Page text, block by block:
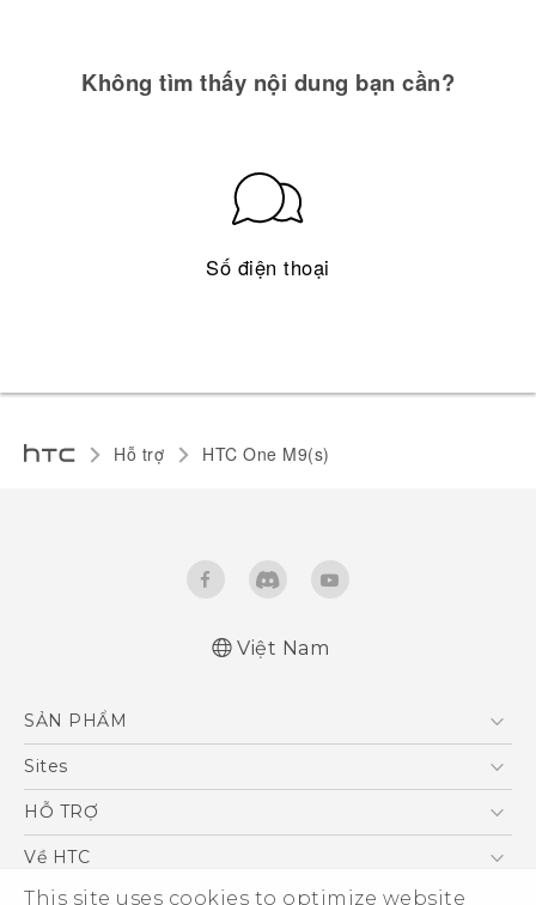
This site uses cookies to optimize website
Không tìm thấy nội dung bạn cần?
Số điện thoại
Hỗ trợ HTC One M9(s)‎
Việt Nam
SẢN PHẨM
5G
Điện Thoại Thông Minh
VIVE
Sites
HTC Dev
HỖ TRỢ
Trung tâm hỗ trợ
Hỗ trợ bảo hành HTC
Về HTC
ESG